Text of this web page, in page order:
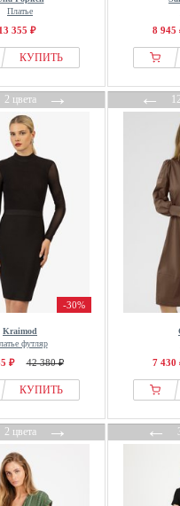
Платье
13 355 ₽
КУПИТЬ
8 945
2 цвета→
-30%
Kraimod
футляр
₽ 42 380 ₽
КУПИТЬ
←
7 430
2 цвета→ ←